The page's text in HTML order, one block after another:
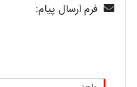
فرم ارسال پیام: